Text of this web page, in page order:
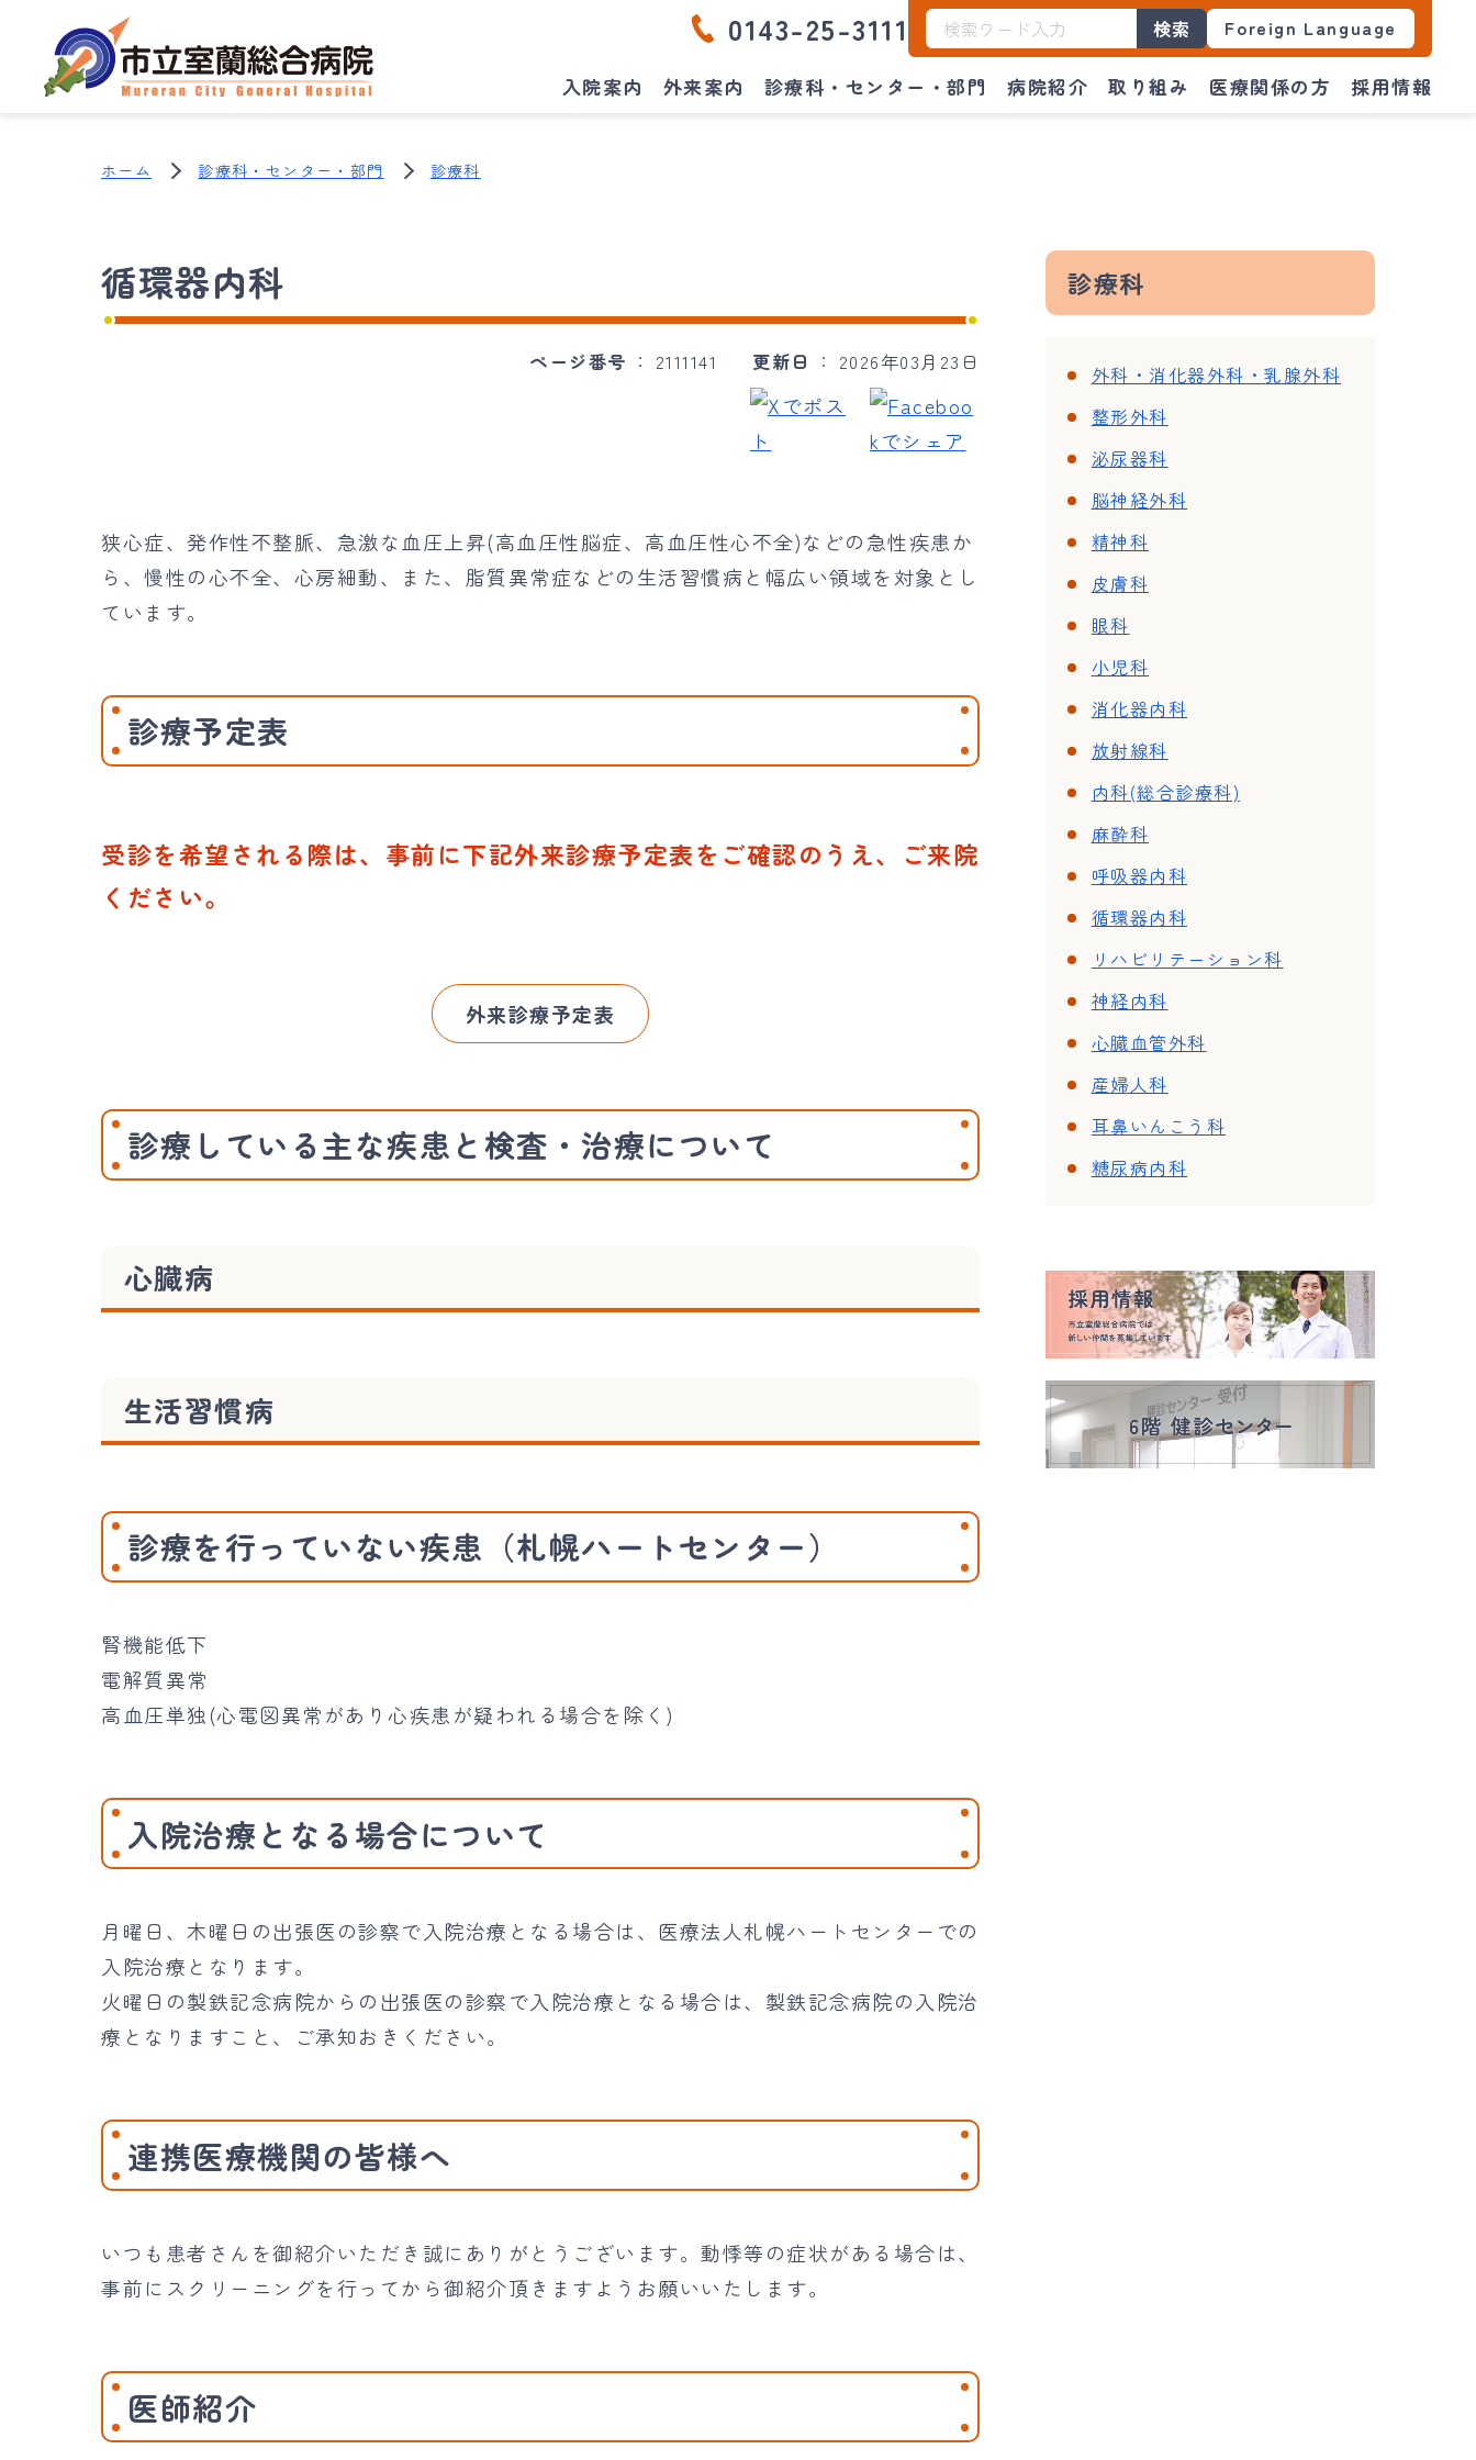
入院案内 外来案内 診療科・センター・部門 病院紹介 取り組み 医療関係の方 採用情報
0143-25-3111 検索 Foreign Language
ホーム 診療科・センター・部門 診療科
循環器内科
ページ番号 2111141 更新日 2026年03月23日
狭心症、発作性不整脈、急激な血圧上昇(高血圧性脳症、高血圧性心不全)などの急性疾患か
ら、慢性の心不全、心房細動、また、脂質異常症などの生活習慣病と幅広い領域を対象とし
ています。
診療予定表
受診を希望される際は、事前に下記外来診療予定表をご確認のうえ、ご来院
ください。
外来診療予定表
診療している主な疾患と検査・治療について
心臓病
生活習慣病
診療を行っていない疾患（札幌ハートセンター）
腎機能低下
電解質異常
高血圧単独(心電図異常があり心疾患が疑われる場合を除く)
入院治療となる場合について
月曜日、木曜日の出張医の診察で入院治療となる場合は、医療法人札幌ハートセンターでの
入院治療となります。
火曜日の製鉄記念病院からの出張医の診察で入院治療となる場合は、製鉄記念病院の入院治
療となりますこと、ご承知おきください。
連携医療機関の皆様へ
いつも患者さんを御紹介いただき誠にありがとうございます。動悸等の症状がある場合は、
事前にスクリーニングを行ってから御紹介頂きますようお願いいたします。
医師紹介
診療科
外科・消化器外科・乳腺外科
整形外科
泌尿器科
脳神経外科
精神科
皮膚科
眼科
小児科
消化器内科
放射線科
内科(総合診療科)
麻酔科
呼吸器内科
循環器内科
リハビリテーション科
神経内科
心臓血管外科
産婦人科
耳鼻いんこう科
糖尿病内科